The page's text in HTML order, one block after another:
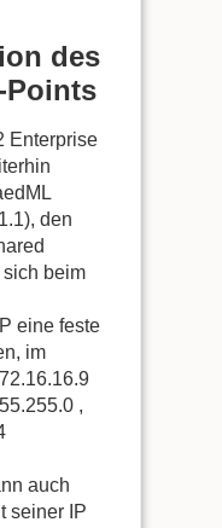
des
Points
Enterprise
den
sich beim
eine feste
im
,
auch
seiner IP